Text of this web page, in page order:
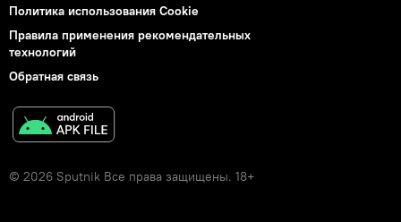
Политика использования Cookie
Правила применения рекомендательных
технологий
Обратная связь
© 2026 Sputnik Все права защищены. 18+